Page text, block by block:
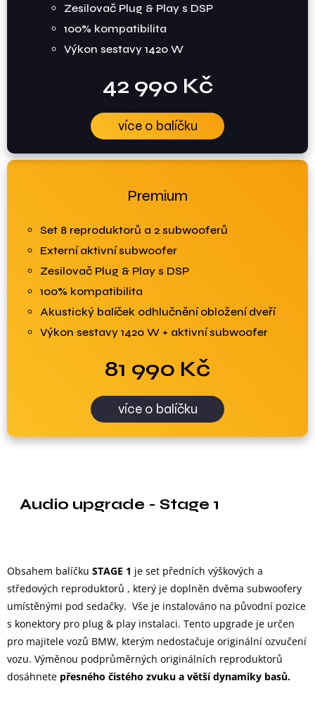
Premium
Set 8 reproduktorů a 2 subwooferů
Externí aktivní subwoofer
Zesilovač Plug & Play s DSP
100% kompatibilita
Akustický balíček odhlučnění obložení dveří
Výkon sestavy 1420 W + aktivní subwoofer
81 990 Kč
více o balíčku
Zesilovač Plug & Play s DSP
100% kompatibilita
Výkon sestavy 1420 W
42 990 Kč
více o balíčku
Audio upgrade - Stage 1
Obsahem balíčku STAGE 1 je set předních výškových a
středových reproduktorů , který je doplněn dvěma subwoofery
umístěnými pod sedačky. Vše je instalováno na původní pozice
s konektory pro plug & play instalaci. Tento upgrade je určen
pro majitele vozů BMW, kterým nedostačuje originální ozvučení
vozu. Výměnou podprůměrných originálních reproduktorů
dosáhnete přesného čistého zvuku a větší dynamiky basů.